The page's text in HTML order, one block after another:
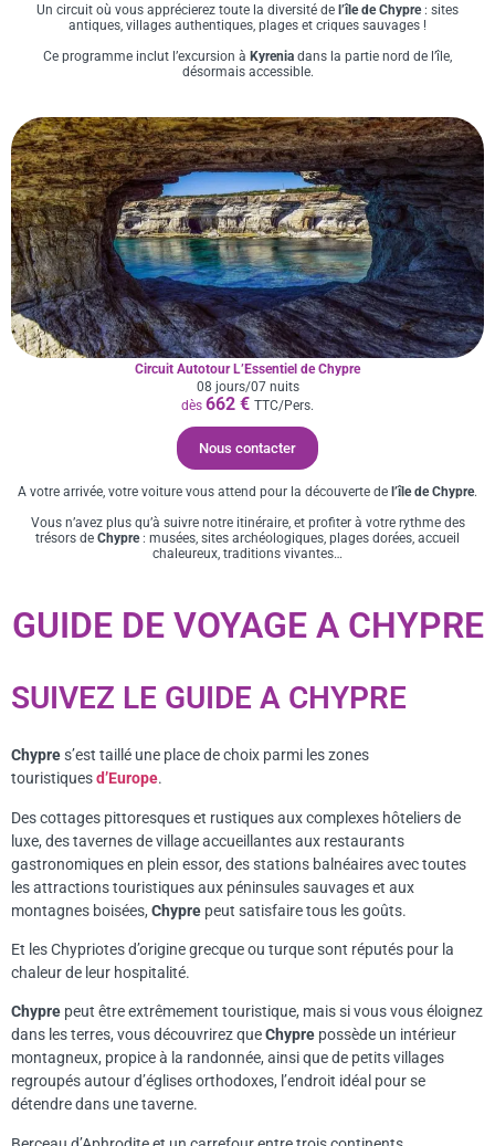
Un circuit où vous apprécierez toute la diversité de l’île de Chypre: sites
antiques, villages authentiques, plages et criques sauvages !
Ce programme inclut l’excursion à Kyrenia dans la partie nord de l’île,
désormais accessible.
Circuit Autotour L’Essentiel de Chypre
08 jours/07 nuits
dès 662 € TTC/Pers.
Nous contacter
A votre arrivée, votre voiture vous attend pour la découverte de l’île de Chypre.
Vous n’avez plus qu’à suivre notre itinéraire, et profiter à votre rythme des
trésors de Chypre: musées, sites archéologiques, plages dorées, accueil
chaleureux, traditions vivantes…
GUIDE DE VOYAGE A CHYPRE
SUIVEZ LE GUIDE A CHYPRE
Chypres’est taillé une place de choix parmi les zones
touristiquesd’Europe.
Des cottages pittoresques et rustiques aux complexes hôteliers de
luxe, des tavernes de village accueillantes aux restaurants
gastronomiques en plein essor, des stations balnéaires avec toutes
les attractions touristiques aux péninsules sauvages et aux
montagnes boisées, Chypre peut satisfaire tous les goûts.
Et les Chypriotes d’origine grecque ou turque sont réputés pour la
chaleur de leur hospitalité.
Chypre peut être extrêmement touristique, mais si vous vous éloignez
dans les terres, vous découvrirez queChypre possède un intérieur
montagneux, propice à la randonnée, ainsi que de petits villages
regroupés autour d’églises orthodoxes, l’endroit idéal pour se
détendre dans une taverne.